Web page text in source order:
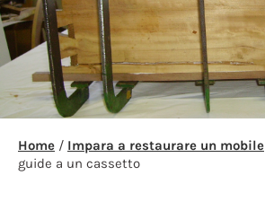
Home / Impara a restaurare un mobile
guide a un cassetto